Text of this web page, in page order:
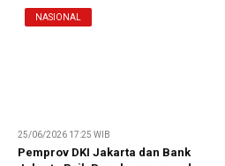
NASIONAL
25/06/2026 17:25 WIB
Pemprov DKI Jakarta dan Bank